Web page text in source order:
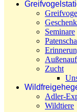
Seminare
Zucht
Adler-
Wildtiere